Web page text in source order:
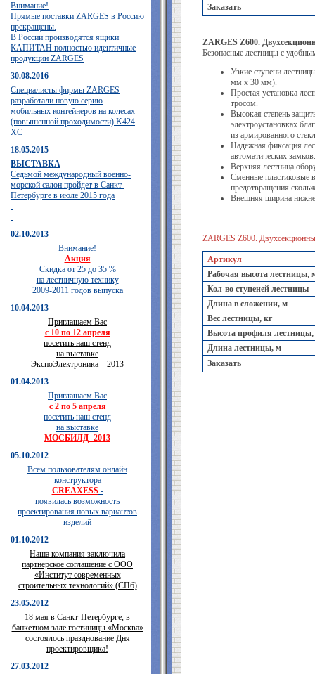
Внимание!
Прямые поставки ZARGES в Россию
прекращены.
В России производятся ящики
КАПИТАН полностью идентичные
продукции ZARGES
30.08.2016
Специалисты фирмы ZARGES
разработали новую серию
мобильных контейнеров на колесах
(повышенной проходимости) K424
XC
18.05.2015
ВЫСТАВКА
Седьмой международный военно-
морской салон пройдет в Санкт-
Петербурге в июле 2015 года
02.10.2013
Внимание!
Акция
Скидка от 25 до 35 %
на лестничную технику
2009-2011 годов выпуска
10.04.2013
Приглашаем Вас
с 10 по 12 апреля
посетить наш стенд
на выставке
ЭкспоЭлектроника – 2013
01.04.2013
Приглашаем Вас
с 2 по 5 апреля
посетить наш стенд
на выставке
МОСБИЛД -2013
05.10.2012
Всем пользователям онлайн
конструктора
CREAXESS-
появилась возможность
проектирования новых вариантов
изделий
01.10.2012
Наша компания заключила
партнерское соглашение с ООО
«Институт современных
строительных технологий» (СПб)
23.05.2012
18 мая в Санкт-Петербурге, в
банкетном зале гостиницы «Москва»
состоялось празднование Дня
проектировщика!
27.03.2012
Заказать
ZARGES Z600.
Безопасные лестницы с
Узкие ступени
мм х 30 мм).
Простая установка
тросом.
Высокая степень
электроустановках
из армированного
Надежная фиксация
автоматических замков.
Верхняя лестница
Сменные пластиковые
предотвращения
Внешняя ширина
ZARGES Z600.
Артикул
Рабочая высота лестницы,
Кол-во ступеней лестницы
Длина в сложении, м
Вес лестницы, кг
Высота профиля
Длина лестницы, м
Заказать